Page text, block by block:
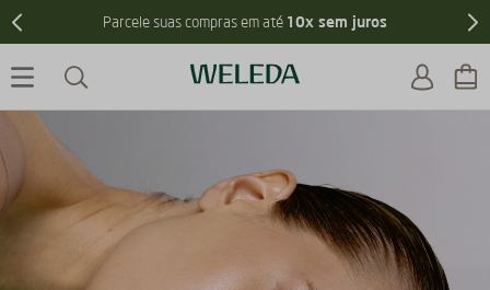
Parcele suas compras em até 10x sem juros